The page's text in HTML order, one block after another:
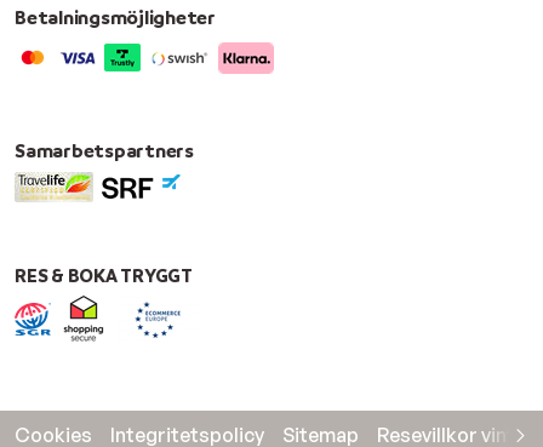
Betalningsmöjligheter
Samarbetspartners
RES & BOKA TRYGGT
Cookies Integritetspolicy Sitemap Resevillkor vinter